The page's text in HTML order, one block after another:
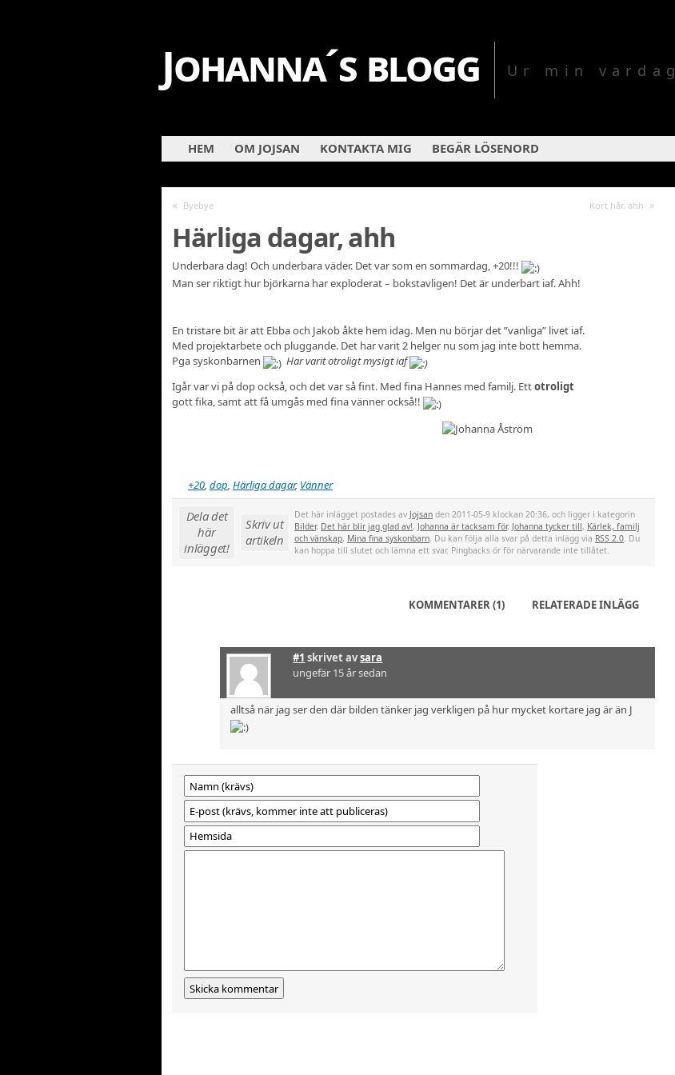
Johanna´s blogg Ur min vardag
HEM OM JOJSAN KONTAKTA MIG BEGÄR LÖSENORD
« Byebye Kort hår, ahh »
Härliga dagar, ahh
Underbara dag! Och underbara väder. Det var som en sommardag, +20!!!
Man ser riktigt hur björkarna har exploderat – bokstavligen! Det är underbart iaf. Ahh!
En tristare bit är att Ebba och Jakob åkte hem idag. Men nu börjar det ”vanliga” livet iaf.
Med projektarbete och pluggande. Det har varit 2 helger nu som jag inte bott hemma.
Pga syskonbarnen
Har varit otroligt mysigt iaf
Igår var vi på dop också, och det var så fint. Med fina Hannes med familj. Ettotroligt
gott fika, samt att få umgås med fina vänner också!!
+20, dop, Härliga dagar, Vänner
Dela det
här
inlägget!
Skriv ut
artikeln
Det här inlägget postades av Jojsan den 2011-05-9 klockan 20:36, och ligger i kategorin
Bilder, Det här blir jag glad av!, Johanna är tacksam för, Johanna tycker till, Kärlek, familj
och vänskap, Mina fina syskonbarn. Du kan följa alla svar på detta inlägg via RSS 2.0. Du
kan hoppa till slutet och lämna ett svar. Pingbacks ör för närvarande inte tillåtet.
RELATERADE INLÄGG
KOMMENTARER (1)
#1 skrivet avsara
ungefär 15 år sedan
alltså när jag ser den där bilden tänker jag verkligen på hur mycket kortare jag är än J